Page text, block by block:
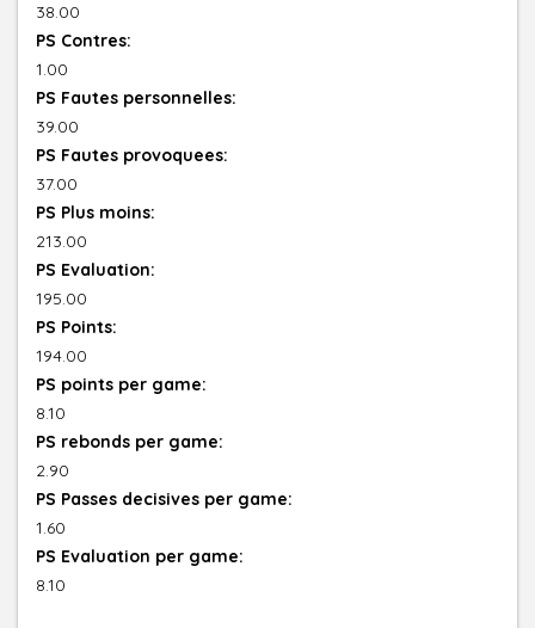
38.00
PS Contres:
1.00
PS Fautes personnelles:
39.00
PS Fautes provoquees:
37.00
PS Plus moins:
213.00
PS Evaluation:
195.00
PS Points:
194.00
PS points per game:
8.10
PS rebonds per game:
2.90
PS Passes decisives per game:
1.60
PS Evaluation per game:
8.10